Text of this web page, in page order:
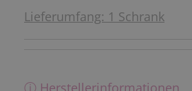
Lieferumfang: 1 Schrank
ⓘ Herstellerinformationen